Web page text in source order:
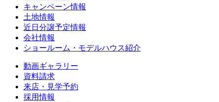
キャンペーン情報
土地情報
近日分譲予定情報
会社情報
ショールーム・モデルハウス紹介
動画ギャラリー
資料請求
来店・見学予約
採用情報